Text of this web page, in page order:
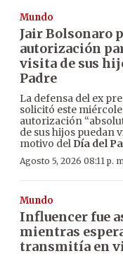
Mundo
Jair Bolsonaro
autorización
visita de sus
Padre
La defensa del ex
solicitó este
autorización
de sus hijos
motivo del Día del
Agosto 5, 2026 08:11 p.
Mundo
Influencer fue
mientras
transmitía en